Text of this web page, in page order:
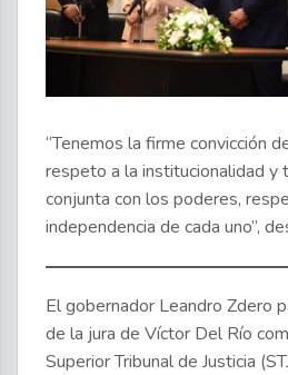
“Tenemos la firme convicción
respeto a la institucionalidad y
conjunta con los poderes,
independencia de cada uno”,
El gobernador Leandro Zdero
de la jura de Víctor Del Río
Superior Tribunal de Justicia